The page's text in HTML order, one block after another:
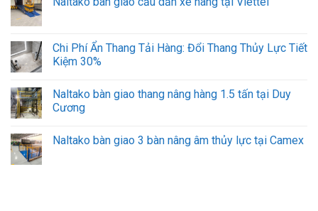
Chi Phí Ẩn Thang Tải Hàng: Đổi Thang Thủy Lực Tiết
Kiệm 30%
Naltako bàn giao thang nâng hàng 1.5 tấn tại Duy
Cương
Naltako bàn giao 3 bàn nâng âm thủy lực tại Camex